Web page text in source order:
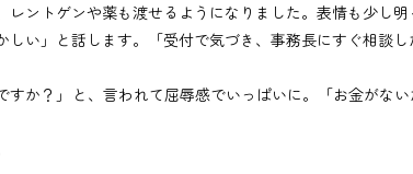
ントゲンや薬も渡せるようになりました。表情も少し明
い」と話します。「受付で気づき、事務長にすぐ相談
か？」と、言われて屈辱感でいっぱいに。「お金がな